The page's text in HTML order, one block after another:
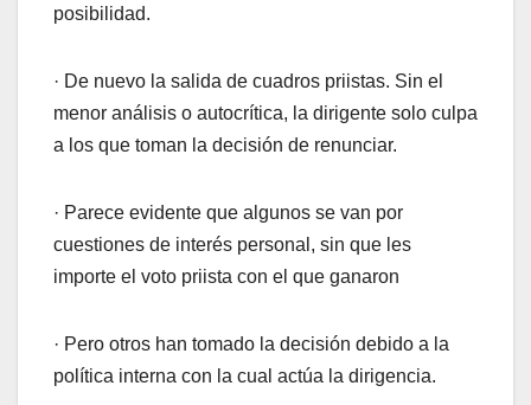
posibilidad.
· De nuevo la salida de cuadros priistas. Sin el
menor análisis o autocrítica, la dirigente solo culpa
a los que toman la decisión de renunciar.
· Parece evidente que algunos se van por
cuestiones de interés personal, sin que les
importe el voto priista con el que ganaron
· Pero otros han tomado la decisión debido a la
política interna con la cual actúa la dirigencia.